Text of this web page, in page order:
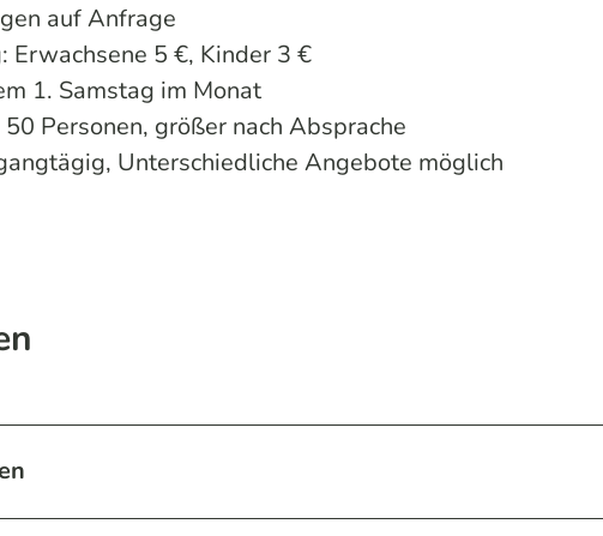
auf Anfrage
Erwachsene 5 €, Kinder 3 €
1. Samstag im Monat
Personen, größer nach Absprache
Unterschiedliche Angebote möglich